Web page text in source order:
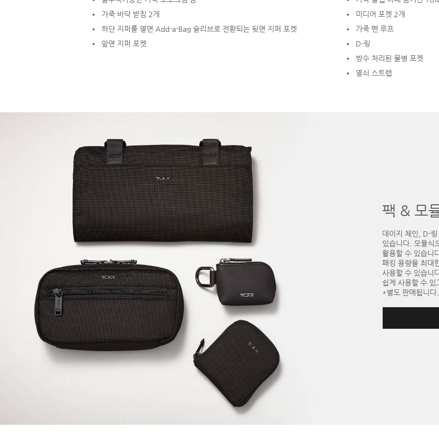
가죽 바닥 받침 2개
하단 지퍼를 열면 Add-a-Bag 슬리브로 전환되는 뒷면 지퍼 포켓
앞면 지퍼 포켓
미디어 포켓 2개
가죽 펜 루프
D-링
방수 처리된 물병 포켓
열쇠 스트랩
팩 & 모
데이지 체인, D-
있습니다. 모듈식
활용할 수 있습니
패킹 용량을 최대
사용할 수 있습니
쉽게 사용할 수 있
*별도 판매됩니다.